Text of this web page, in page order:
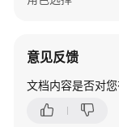
缩
略
语
解
意见反馈
文档内容是否对您